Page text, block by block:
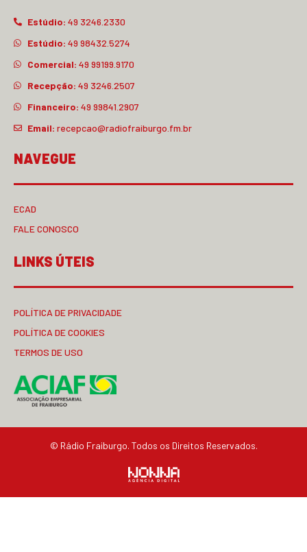
Estúdio: 49 3246.2330
Estúdio: 49 98432.5274
Comercial: 49 99199.9170
Recepção: 49 3246.2507
Financeiro: 49 99841.2907
Email: recepcao@radiofraiburgo.fm.br
NAVEGUE
ECAD
FALE CONOSCO
LINKS ÚTEIS
POLÍTICA DE PRIVACIDADE
POLÍTICA DE COOKIES
TERMOS DE USO
© Rádio Fraiburgo. Todos os Direitos Reservados.